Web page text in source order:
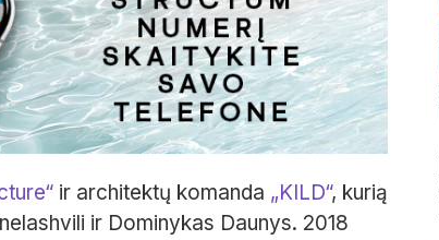
ir architektų komanda „KILD“, kurią
ir Dominykas Daunys. 2018